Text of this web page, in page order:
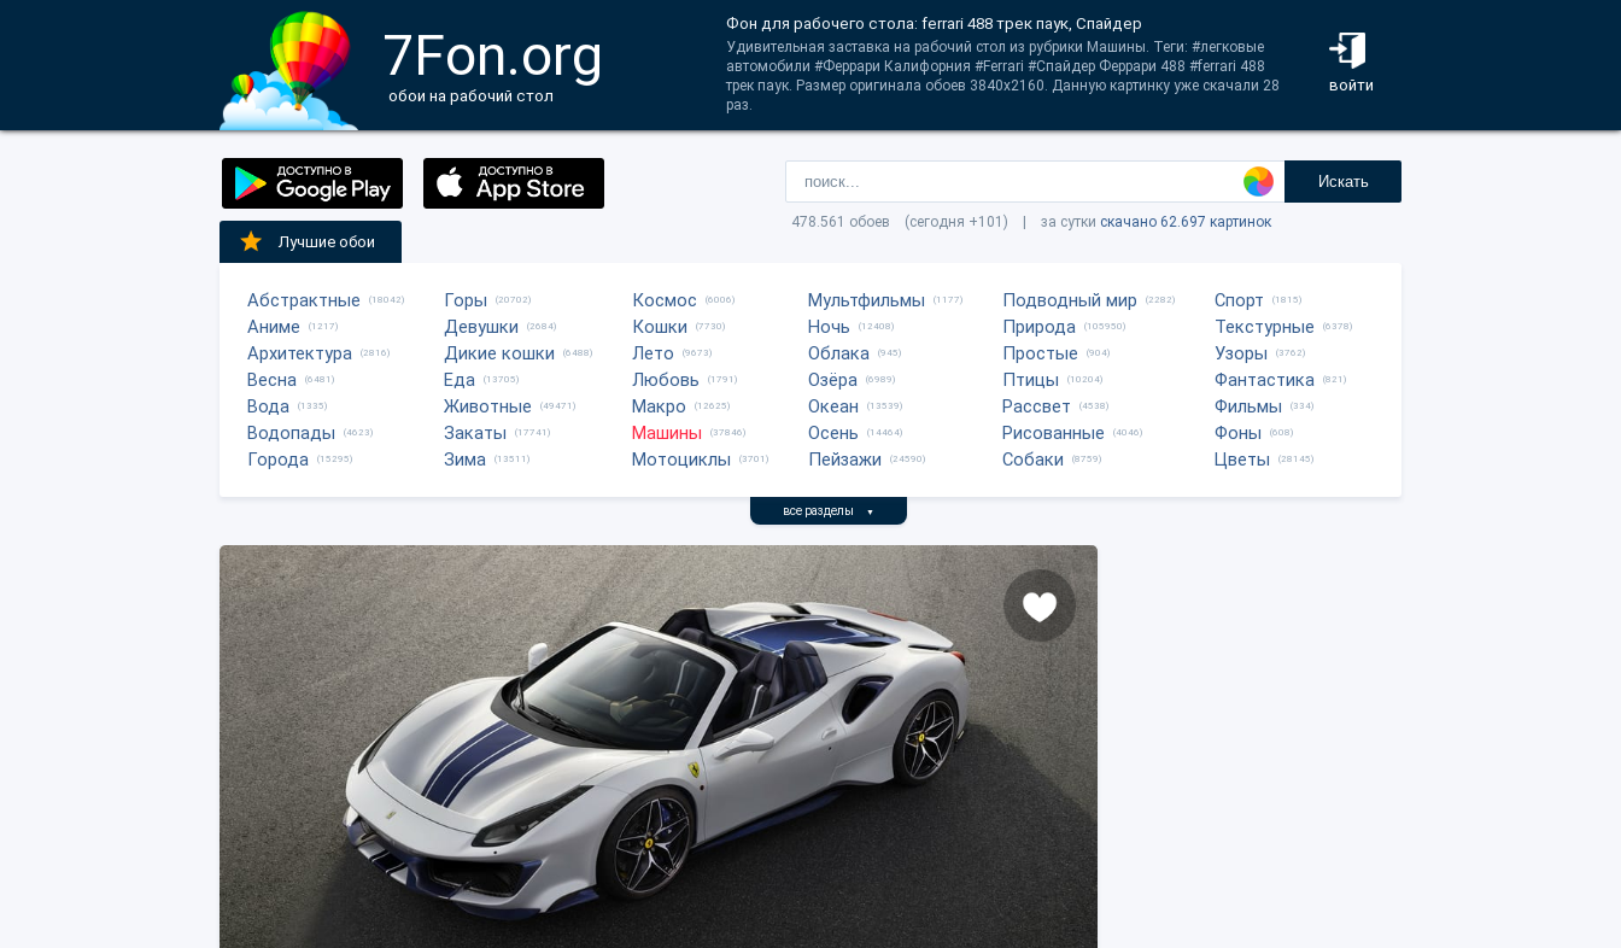
7Fon.org
обои на рабочий стол
войти
Фон для рабочего стола: ferrari 488 трек паук, Спайдер
Удивительная заставка на рабочий стол из рубрики Машины. Теги: #легковые
автомобили #Феррари Калифорния #Ferrari #Спайдер Феррари 488 #ferrari 488
трек паук. Размер оригинала обоев 3840x2160. Данную картинку уже скачали 28
раз.
Искать
478.561 обоев (сегодня +101) | за сутки скачано 62.697 картинок
Лучшие обои
Абстрактные (18042)
Аниме (1217)
Архитектура (2816)
Весна (6481)
Вода (1335)
Водопады (4623)
Города (15295)
Горы (20702)
Девушки (2684)
Дикие кошки (6488)
Еда (13705)
Животные (49471)
Закаты (17741)
Зима (13511)
Космос (6006)
Кошки (7730)
Лето (9673)
Любовь (1791)
Макро (12625)
Машины (37846)
Мотоциклы (3701)
Мультфильмы (1177)
Ночь (12408)
Облака (945)
Озёра (6989)
Океан (13539)
Осень (14464)
Пейзажи (24590)
Подводный мир (2282)
Природа (105950)
Простые (904)
Птицы (10204)
Рассвет (4538)
Рисованные (4046)
Собаки (8759)
Спорт (1815)
Текстурные (6378)
Узоры (3762)
Фантастика (821)
Фильмы (334)
Фоны (608)
Цветы (28145)
все разделы ▼